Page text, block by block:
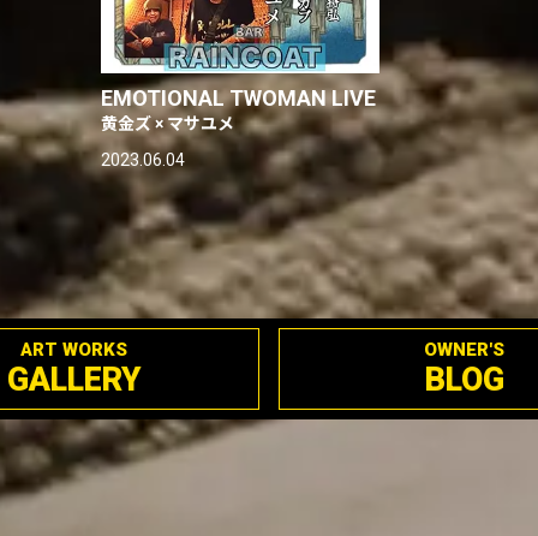
EMOTIONAL TWOMAN LIVE
黄金ズ × マサユメ
2023.06.04
ART WORKS
GALLERY
OWNER'S
BLOG